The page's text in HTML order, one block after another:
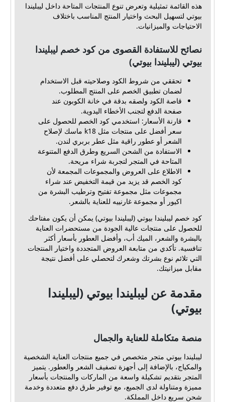
هذه القائمة تمثيلية وتعرض تنوع المنتجات المتاحة داخل ليبليندا
بيوتي لتسهيل البحث واختيار المنتج المناسب باختلاف
الاحتياجات والميزانيات.
نصائح للاستفادة القصوى من كود خصم ليبليندا
بيوتي (ليبليندا بيوتي)
تحققي من شروط الكود وصلاحيته قبل الاستخدام
لضمان تطبيق الخصم على المنتج المطلوب.
قاصة الكود ولصقه بدقة في خانة الكوبون عند
صفحة الدفع لتجنب الأخطاء اليدوية.
قارنة الأسعار: استخدمي كود الخصم للحصول على
سعر أفضل على منتجات مثل k18 ماسك لإصلاح
الشعر أو عطور راقية مثل عطر بربري لندن.
الاستفادة من الشحن السريع وطرق الدفع المتنوعة
المتاحة في المتجر لتجربة شراء مريحة.
الاطلاع على العروض والمجموعات المجمعة لأن
كود الخصم قد يزيد من قيمة التخفيض عند شراء
مجموعات مثل مجموعة تفتيح وترطيب البشرة من
اكيور أو مجموعة غارنييه للعناية بالشعر.
كود خصم ليبليندا بيوتي (ليبليندا بيوتي) يمكن أن يكون مفتاحك
للحصول على منتجات عالية الجودة من مستحضرات العناية
بالبشرة والشعر، الميك أب، وأفضل العطور بأسعار أكثر
تنافسية. تأكدي من متابعة العروض المتجددة واختيار المنتجات
التي تلائم نوع بشرتك وشعرك لتحصلي على أفضل نتيجة
مقابل ميزانيتك.
مقدمة عن ليبليندا بيوتي (ليبليندا
بيوتي)
منصة متكاملة للعناية والجمال
ليبليندا بيوتي متجر متخصص في جميع منتجات العناية الشخصية
والمكياج، بالإضافة إلى أجهزة تصفيف الشعر والعطور. يتميز
المتجر بتقديم تشكيلة واسعة من الماركات والمنتجات بأسعار
مميزة ومتناولة لدى الجميع، مع توفير طرق دفع متعددة وخدمة
شحن سريع داخل المملكة.